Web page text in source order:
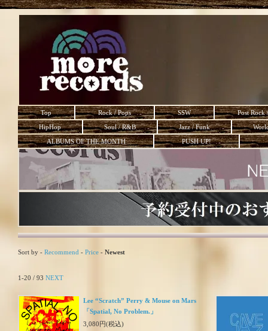
Top Rock / Pops SSW
Post Rock
HipHop
Soul / R&B Jazz / Funk
ALBUMS OF THE MONTH
PUSH UP!
Sort by - Recommend - Price - Newest
1-20 / 93 NEXT
Lee “Scratch” Perry & Mouse on Mars
「Spatial, No Problem.」
3,080円(税込)